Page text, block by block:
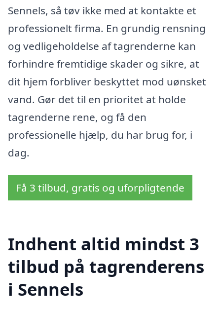
Sennels, så tøv ikke med at kontakte et
professionelt firma. En grundig rensning
og vedligeholdelse af tagrenderne kan
forhindre fremtidige skader og sikre, at
dit hjem forbliver beskyttet mod uønsket
vand. Gør det til en prioritet at holde
tagrenderne rene, og få den
professionelle hjælp, du har brug for, i
dag.
Få 3 tilbud, gratis og uforpligtende
Indhent altid mindst 3
tilbud på tagrenderens
i Sennels